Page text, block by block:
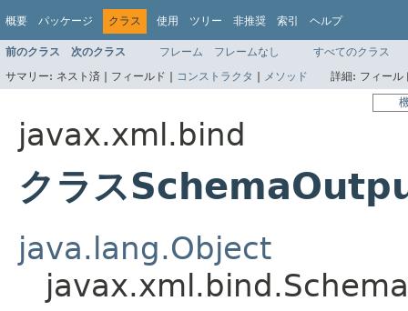
概要 パッケージ クラス 使用 ツリー 非推奨 索引 ヘルプ
前のクラス 次のクラス フレーム フレームなし
すべてのクラス
サマリー: ネスト済 | フィールド | コンストラクタ | メソッド 詳細: フィー
javax.xml.bind
クラス
java.lang.Object